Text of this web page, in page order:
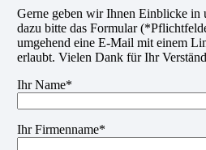
Gerne geben wir Ihnen Einblicke in
dazu bitte das Formular
umgehend eine E-Mail mit einem
erlaubt. Vielen Dank für Ihr
Ihr Name*
Ihr Firmenname*